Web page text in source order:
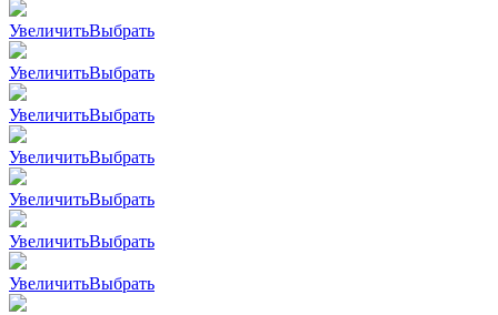
УвеличитьВыбрать
УвеличитьВыбрать
УвеличитьВыбрать
УвеличитьВыбрать
УвеличитьВыбрать
УвеличитьВыбрать
УвеличитьВыбрать